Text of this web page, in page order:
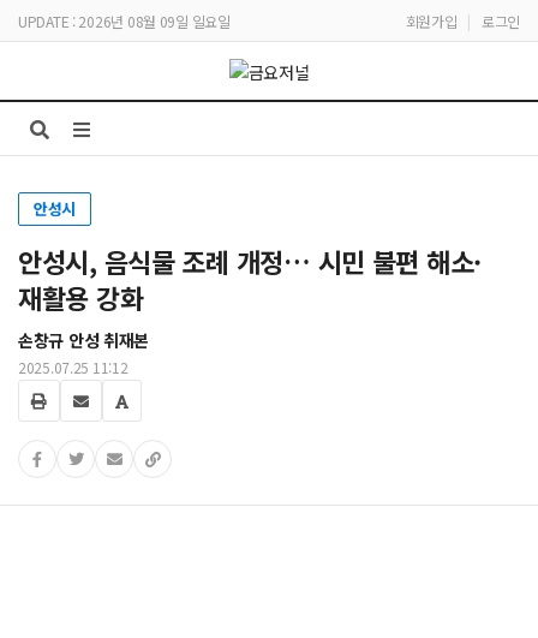
UPDATE : 2026년 08월 09일 일요일 회원가입 | 로그인
안성시
안성시, 음식물 조례 개정… 시민 불편 해소·
재활용 강화
손창규 안성 취재본
2025.07.25 11:12